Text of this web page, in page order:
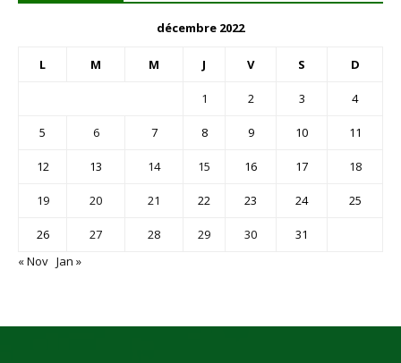
décembre 2022
L M M J V S D
1 2 3 4
5 6 7 8 9 10 11
12 13 14 15 16 17 18
19 20 21 22 23 24 25
26 27 28 29 30
31
« Nov Jan »